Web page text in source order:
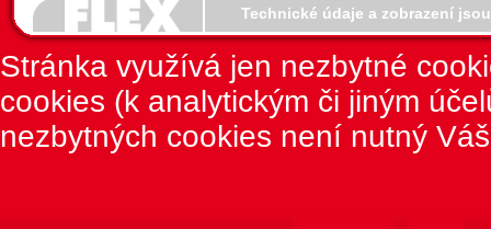
Technické údaje a zobrazení
Stránka využívá jen nezbytné
cookies (k analytickým či jiným
nezbytných cookies není nutný